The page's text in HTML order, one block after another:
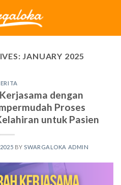
JANUARY 2025
dengan
Proses
untuk Pasien
BY SWARGALOKA ADMIN